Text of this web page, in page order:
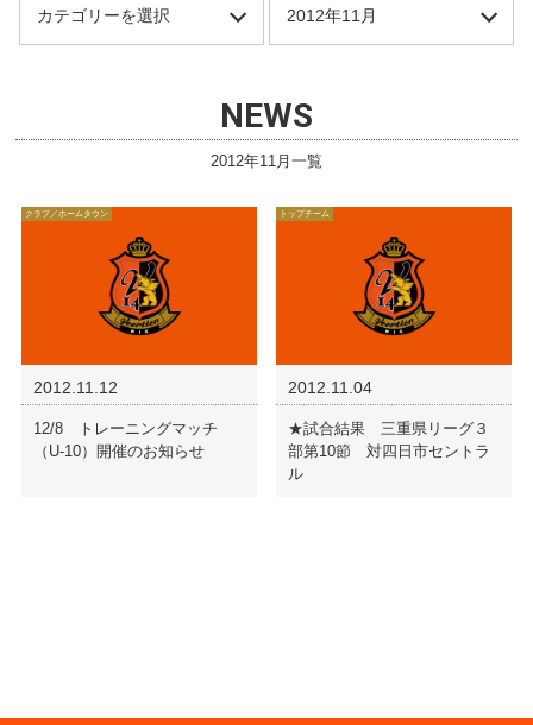
NEWS
2012年11月一覧
クラブ／ホームタウン
2012.11.12
12/8 トレーニングマッチ
（U-10）開催のお知らせ
トップチーム
2012.11.04
★試合結果 三重県リーグ３
部第10節 対四日市セントラ
ル